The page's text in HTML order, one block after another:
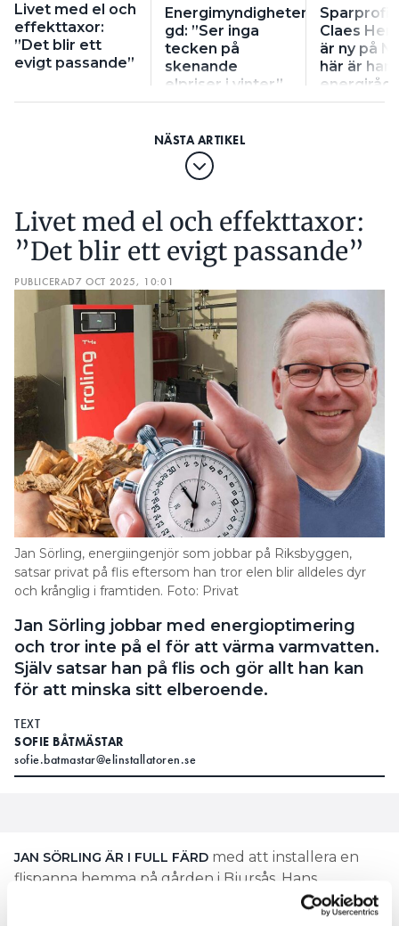
Livet med el och
effekttaxor:
”Det blir ett
evigt passande”
Energimyndighetens
gd: ”Ser inga
tecken på
skenande
elpriser i vinter”
Claes
är ny på
här är
energiråd
plånboken
Livet med el och effekttaxor:
”Det blir ett evigt passande”
PUBLICERAD7 OCT 2025, 10:01
Jan Sörling, energiingenjör som jobbar på Riksbyggen,
satsar privat på flis eftersom han tror elen blir alldeles dyr
och krånglig i framtiden. Foto: Privat
Jan Sörling jobbar med energioptimering
och tror inte på el för att värma varmvatten.
Själv satsar han på flis och gör allt han kan
för att minska sitt elberoende.
TEXT
SOFIE BÅTMÄSTAR
sofie.batmastar@elinstallatoren.se
JAN SÖRLING ÄR I FULL FÄRD med att installera en
flispanna hemma på gården i Bjursås. Hans
nuvarande värmesystem börjar bli 15–25 år